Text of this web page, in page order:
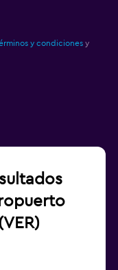
y condiciones y